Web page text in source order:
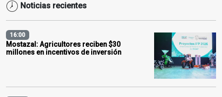
Noticias recientes
16:00
Mostazal: Agricultores reciben $30
millones en incentivos de inversión